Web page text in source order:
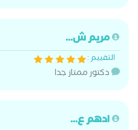
مريم ش...
التقييم :
دكتور ممتاز جدا
ادهم ع...